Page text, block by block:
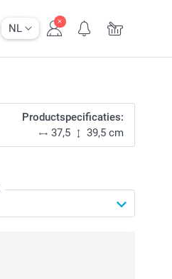
NL
Productspecificaties:
37,5
39,5 cm